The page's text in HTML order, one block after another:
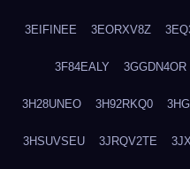
3EIFINEE 3EORXV8Z
3F84EALY 3GGDN4OR
3H28UNEO 3H92RKQ0
3HSUVSEU 3JRQV2TE